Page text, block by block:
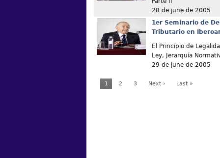
28 de june de 2005
1er Seminario de
Tributario en
El Principio de
Ley, Jerarquía
29 de june de 2005
1 2 3 Next › Last »